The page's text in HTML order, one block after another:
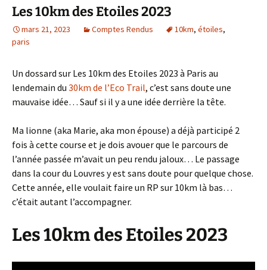
Les 10km des Etoiles 2023
mars 21, 2023 Comptes Rendus 10km, étoiles,
paris
Un dossard sur Les 10km des Etoiles 2023 à Paris au
lendemain du 30km de l’Eco Trail, c’est sans doute une
mauvaise idée… Sauf si il y a une idée derrière la tête.
Ma lionne (aka Marie, aka mon épouse) a déjà participé 2
fois à cette course et je dois avouer que le parcours de
l’année passée m’avait un peu rendu jaloux… Le passage
dans la cour du Louvres y est sans doute pour quelque chose.
Cette année, elle voulait faire un RP sur 10km là bas…
c’était autant l’accompagner.
Les 10km des Etoiles 2023